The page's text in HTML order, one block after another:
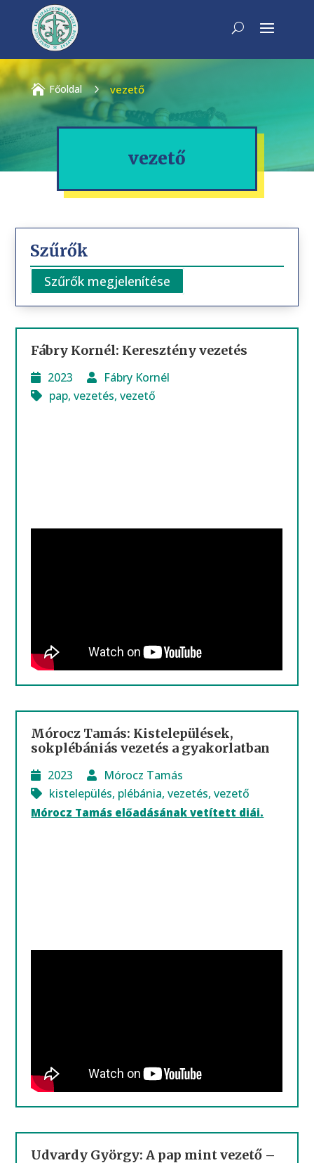
 Főoldal 5 vezető
vezető
Fábry Kornél: Keresztény vezetés
2023
Fábry Kornél
pap,vezetés,vezető
Mórocz Tamás: Kistelepülések,
sokplébániás vezetés a gyakorlatban
2023
Mórocz Tamás
kistelepülés, plébánia,vezetés,vezető
Mórocz Tamás előadásának vetített diái.
Udvardy György: A pap mint vezető –
Szűrők
Szűrők megjelenítése